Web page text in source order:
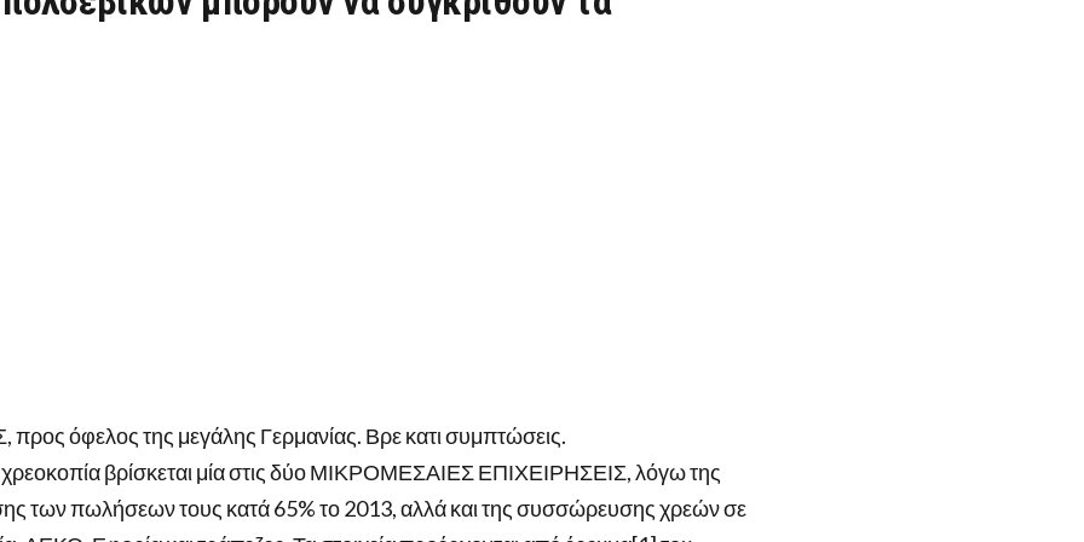
όφελος της μεγάλης Γερμανίας. Βρε κατι συμπτώσεις.
χρεοκοπία βρίσκεται μία στις δύο ΜΙΚΡΟΜΕΣΑΙΕΣ ΕΠΙΧΕΙΡΗΣΕΙΣ, λόγω της
των πωλήσεων τους κατά 65% το 2013, αλλά και της συσσώρευσης χρεών σε